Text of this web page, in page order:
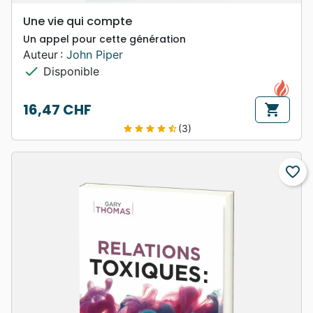
Une vie qui compte
Un appel pour cette génération
Auteur : John Piper
check Disponible
Prix
16,47 CHF shopping_cart
star star star star star_half(3)
favorite_border